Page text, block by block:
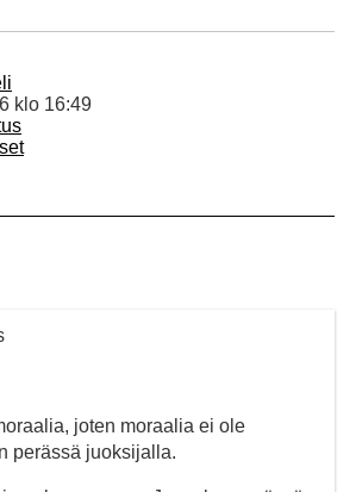
klo 16:49
joten moraalia ei ole
perässä juoksijalla.